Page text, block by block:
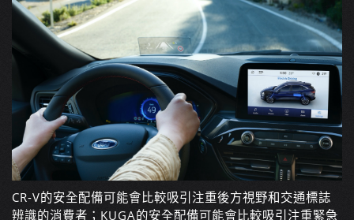
CR-V的安全配備可能會比較吸引注重後方視野和交通標誌
辨識的消費者； KUGA的安全配備可能會比較吸引注重緊急